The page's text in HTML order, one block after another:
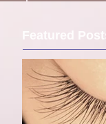
Featured